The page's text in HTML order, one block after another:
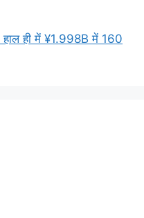
हाल ही में ¥1.998B में 160